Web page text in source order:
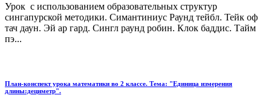
Урок с использованием образовательных структур
сингапурской методики. Симантиниус Раунд тейбл. Тейк оф
тач даун. Эй ар гард. Сингл раунд робин. Клок баддис. Тайм
пэ...
План-конспект урока математики во 2 классе. Тема: "Единица измерения
длины:дециметр".